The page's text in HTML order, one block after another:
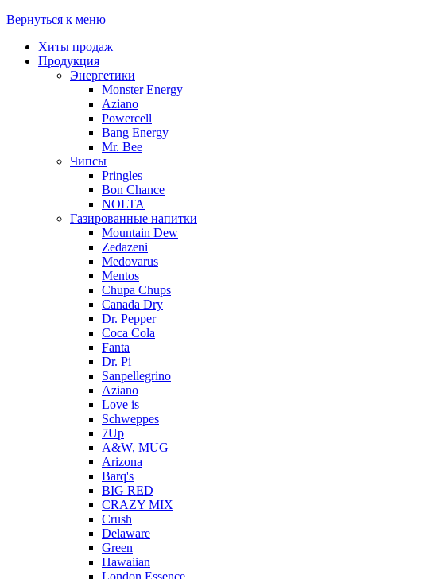
Вернуться к меню
Хиты продаж
Продукция
Энергетики
Monster Energy
Aziano
Powercell
Bang Energy
Mr. Bee
Чипсы
Pringles
Bon Chance
NOLTA
Газированные напитки
Mountain Dew
Zedazeni
Medovarus
Mentos
Chupa Chups
Canada Dry
Dr. Pepper
Coca Cola
Fanta
Dr. Pi
Sanpellegrino
Aziano
Love is
Schweppes
7Up
A&W, MUG
Arizona
Barq's
BIG RED
CRAZY MIX
Crush
Delaware
Green
Hawaiian
London Essence